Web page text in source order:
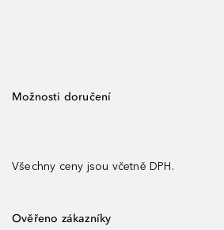
Možnosti doručení
Všechny ceny jsou včetně DPH.
Ověřeno zákazníky